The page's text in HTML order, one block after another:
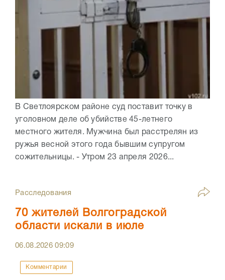
В Светлоярском районе суд поставит точку в
уголовном деле об убийстве 45-летнего
местного жителя. Мужчина был расстрелян из
ружья весной этого года бывшим супругом
сожительницы. - Утром 23 апреля 2026...
Расследования
70 жителей Волгоградской
области искали в июле
06.08.202609:09
Комментарии